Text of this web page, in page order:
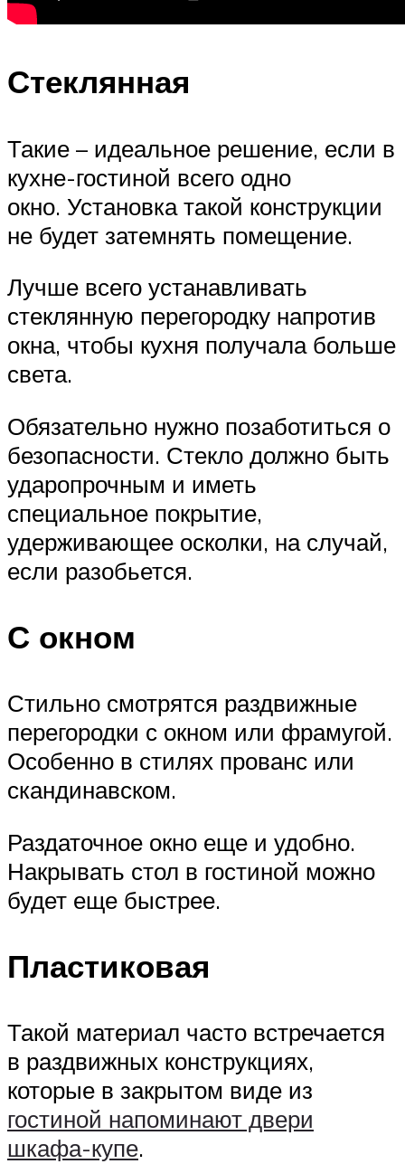
Стеклянная
Такие – идеальное решение, если в
кухне-гостиной всего одно
окно. Установка такой конструкции
не будет затемнять помещение.
Лучше всего устанавливать
стеклянную перегородку напротив
окна, чтобы кухня получала больше
света.
Обязательно нужно позаботиться о
безопасности. Стекло должно быть
ударопрочным и иметь
специальное покрытие,
удерживающее осколки, на случай,
если разобьется.
С окном
Стильно смотрятся раздвижные
перегородки с окном или фрамугой.
Особенно в стилях прованс или
скандинавском.
Раздаточное окно еще и удобно.
Накрывать стол в гостиной можно
будет еще быстрее.
Пластиковая
Такой материал часто встречается
в раздвижных конструкциях,
которые в закрытом виде из
гостиной напоминают двери
шкафа-купе.